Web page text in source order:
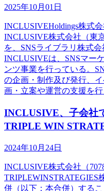
2025年10月01日
INCLUSIVEHoldings株式
INCLUSIVE株式会社（東
を、SNSライブラリ株式
INCLUSIVEは、SNSマー
ンツ事業を行っている。
の企画・制作及び発行、
画・立案や運営の支援を
INCLUSIVE、子会社
TRIPLE WIN
2024年10月24日
INCLUSIVE株式会社（
TRIPLEWINSTRATEGIES
併（以下：本合併）する